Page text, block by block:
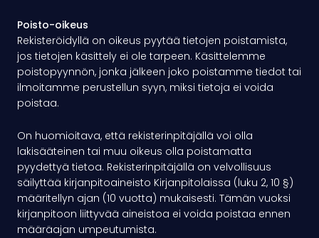
Poisto-oikeus
Rekisteröidyllä on oikeus pyytää tietojen poistamista,
jos tietojen käsittely ei ole tarpeen. Käsittelemme
poistopyynnön, jonka jälkeen joko poistamme tiedot tai
ilmoitamme perustellun syyn, miksi tietoja ei voida
poistaa.
On huomioitava, että rekisterinpitäjällä voi olla
lakisääteinen tai muu oikeus olla poistamatta
pyydettyä tietoa. Rekisterinpitäjällä on velvollisuus
säilyttää kirjanpitoaineisto Kirjanpitolaissa (luku 2, 10 §)
määritellyn ajan (10 vuotta) mukaisesti. Tämän vuoksi
kirjanpitoon liittyvää aineistoa ei voida poistaa ennen
määräajan umpeutumista.